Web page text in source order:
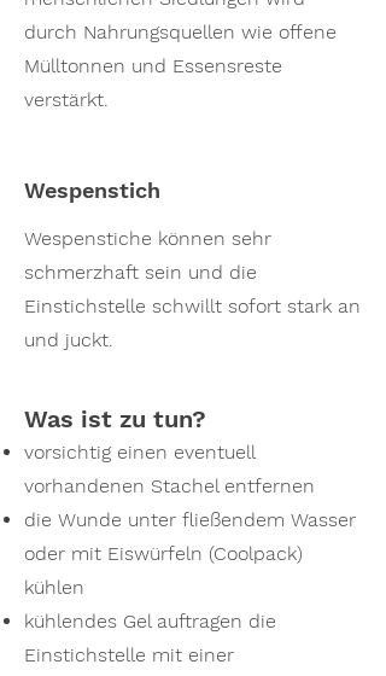
durch Nahrungsquellen wie offene
Mülltonnen und Essensreste
verstärkt.
Wespenstich
Wespenstiche können sehr
schmerzhaft sein und die
Einstichstelle schwillt sofort stark an
und juckt.
Was ist zu tun?
vorsichtig einen eventuell
vorhandenen Stachel entfernen
die Wunde unter fließendem Wasser
oder mit Eiswürfeln (Coolpack)
kühlen
kühlendes Gel auftragen die
Einstichstelle mit einer